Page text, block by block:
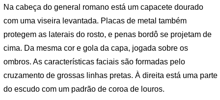
Na cabeça do general romano está um capacete dourado
com uma viseira levantada. Placas de metal também
protegem as laterais do rosto, e penas bordô se projetam de
cima. Da mesma cor e gola da capa, jogada sobre os
ombros. As características faciais são formadas pelo
cruzamento de grossas linhas pretas. À direita está uma parte
do escudo com um padrão de coroa de louros.